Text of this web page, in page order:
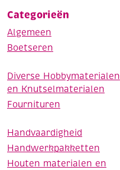
Categorieën
Algemeen
Boetseren
Diverse Hobbymaterialen
en Knutselmaterialen
Fournituren
Handvaardigheid
Handwerkpakketten
Houten materialen en